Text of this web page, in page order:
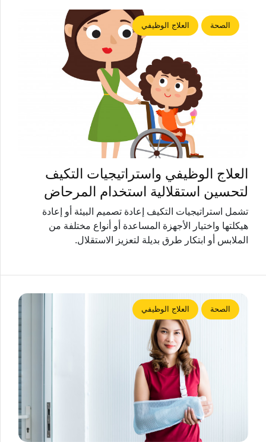
الصحة العلاج الوظيفي
العلاج الوظيفي واستراتيجيات التكيف
لتحسين استقلالية استخدام المرحاض
تشمل استراتيجيات التكيف إعادة تصميم البيئة أو إعادة
هيكلتها واختيار الأجهزة المساعدة أو أنواع مختلفة من
الملابس أو ابتكار طرق بديلة لتعزيز الاستقلال.
الصحة العلاج الوظيفي